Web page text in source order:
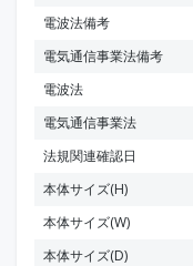
電波法備考
電気通信事業法備考
電波法
電気通信事業法
法規関連確認日
本体サイズ(H)
本体サイズ(W)
本体サイズ(D)